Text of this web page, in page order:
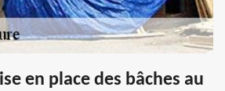
en place des bâches au